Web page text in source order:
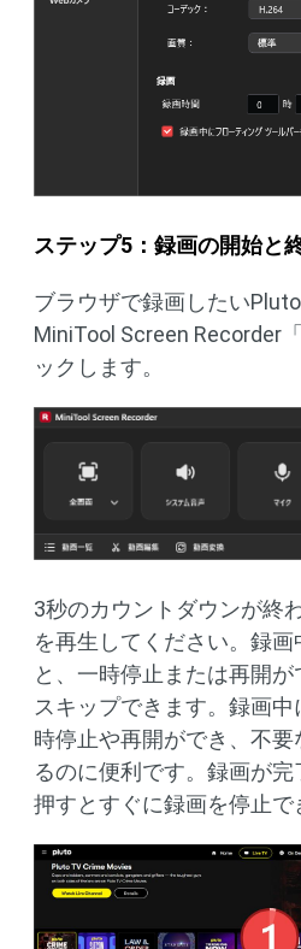
ステップ5：録画の開始と
ブラウザで録画したい
MiniTool Screen Recorder「
ックします。
3秒のカウントダウンが終
を再生してください。録画
と、一時停止または再開
スキップできます。録画
時停止や再開ができ、不
るのに便利です。録画が完
押すとすぐに録画を停止で